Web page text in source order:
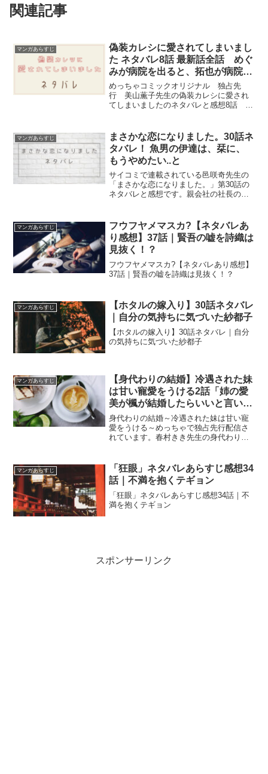
関連記事
マンガあらすじ
偽装カレシに愛されてしまいまし
た ネタバレ8話 最新話全話 めぐ
みが病院を出ると、拓也が病院の
前で
めっちゃコミックオリジナル 独占先
行 美山薫子先生の偽装カレシに愛され
てしまいましたのネタバレと感想8話 最
マンガあらすじ
まさかな恋になりました。30話ネ
タバレ！ 魚男の伊達は、栞に、
もうやめたい..と
サイコミで連載されている邑咲奇先生の
「まさかな恋になりました。」第30話の
ネタバレと感想です。親会社の社長の息
と栞に言います。
マンガあらすじ
フウフヤメマスカ?【ネタバレあ
り感想】37話｜賢吾の嘘を詩織は
見抜く！？
フウフヤメマスカ?【ネタバレあり感想】
37話｜賢吾の嘘を詩織は見抜く！？
マンガあらすじ
【ホタルの嫁入り】30話ネタバレ
｜自分の気持ちに気づいた紗都子
【ホタルの嫁入り】30話ネタバレ｜自分
の気持ちに気づいた紗都子
マンガあらすじ
【身代わりの結婚】冷遇された妹
は甘い寵愛をうける2話「姉の愛
美が楓が結婚したらいいと言い出
し」
身代わりの結婚～冷遇された妹は甘い寵
愛をうける～めっちゃで独占先行配信さ
れています。春村きき先生の身代わりの
です。１話と２話はめっちゃコミックに
て無料で読めます。
マンガあらすじ
「狂眼」ネタバレあらすじ感想34
話｜不満を抱くテギョン
「狂眼」ネタバレあらすじ感想34話｜不
満を抱くテギョン
スポンサーリンク